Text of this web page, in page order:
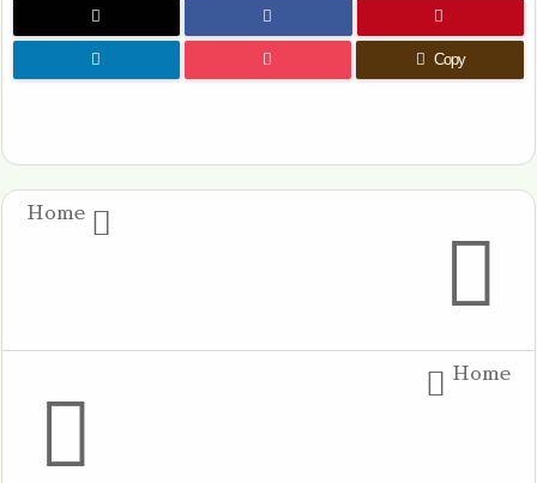
Copy

Home

Home